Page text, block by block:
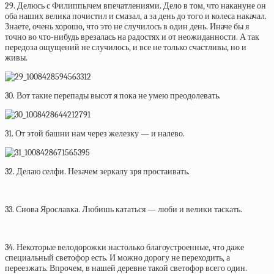
29. Делюсь с Филиппычем впечатлениями. Дело в том, что накануне он
оба наших велика почистил и смазал, а за день до того и колеса накачал.
Знаете, очень хорошо, что это не случилось в один день. Иначе бы я
точно во что-нибудь врезалась на радостях и от неожиданности. А так
передоза ощущений не случилось, и все не только счастливы, но и
живы.
30. Вот такие перепады высот я пока не умею преодолевать.
31. От этой башни нам через железку — и налево.
32. Делаю селфи. Незачем зеркалу зря простаивать.
33. Снова Ярославка. Любишь кататься — люби и велики таскать.
34. Некоторые велодорожки настолько благоустроенные, что даже
специальный светофор есть. И можно дорогу не переходить, а
переезжать. Впрочем, в нашей деревне такой светофор всего один.